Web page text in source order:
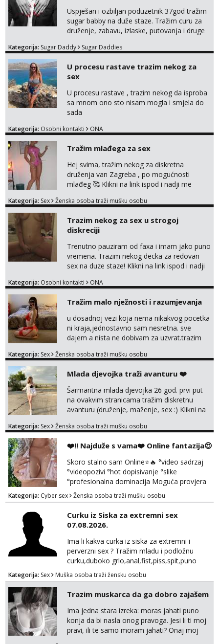
Uspješan i ozbiljan poduzetnik 37god tražim
sugar babby na duže staze. Tražim curu za
druženje, zabavu, izlaske, putovanja i druge
otvorena, komunikativna, zgodna i atraktivna
markodalic37@gmail.com
Kategorija: Sugar Daddy Sugar Daddies
U procesu rastave trazim nekog za
sex
U procesu rastave , trazim nekog da isproba
sa mnom ono sto nisam mogla i smjela do
sada
Kategorija: Osobni kontakti ONA
Tražim mlađega za sex
Hej svima, tražim nekog za diskretna
druženja van Zagreba , po mogućnosti
mlađeg 🥰 Klikni na link ispod i nadji me
Kategorija: Sex Ženska osoba traži mušku osobu
Trazim nekog za sex u strogoj
diskreciji
Trenutno pauziram od faxa i imam jako puno
vremena. Trazim nekog decka za redovan
sex na duze staze! Klikni na link ispod i nadji
Kategorija: Osobni kontakti ONA
Tražim malo nježnosti i razumjevanja
u dosadnoj vezi koja nema nikakvog pocetka
ni kraja,jednostavno sam nesretna. sve
dajem a nista ne dobivam za uzvrat.trazim
trazim puno samo malo njeznosti i
poljupce po tijelu koji me jako
pale,obozavam kad muskarac preuzme
kontrolu . javi se :) Klikni na link ispod i nadji
me tamo, cekam te!
Kategorija: Sex Ženska osoba traži mušku osobu
Mlada djevojka traži avanturu ❤️
Šarmantna mlada djevojka 26 god. prvi put
na ovakvim stranicama tražim diskretnu
avanturu (druženje, maženje, sex :) Klikni na
Kategorija: Sex Ženska osoba traži mušku osobu
❤️‼️ Najduže s vama❤️ Online fantazija😍
Skoro stalno sam Online⭐🔥 °video sadrzaj
°videopozivi °hot dopisivanje °slike
°profesionalna dominacija Moguća provjera
videopozivom, no ako se nakon toga ne
javite, vise vam ju ne radim 😉 100% prava i
diskretna. Probaj me jednom, nećeš moći bez
mene 😜😇 Nemojte me pitati za uzivo, jer to
ne radim. 0998785600 javljanje isključivo
porukom na WhatsApp🩷
Kategorija: Cyber sex Ženska osoba traži mušku osobu
Curku iz Siska za extremni sex
07.08.2026.
Ima li kakva curka iz siska za extremni i
perverzni sex ? Tražim mladu i podložnu
curku,duboko grlo,anal,fist,piss,spit,puno
pljuvačke,ulja i pissa,volim isto tako masažu
prostate,rimyob,extremno full perverzno,bez
tabua,najlonke crne i visoke sexy štikle
obavezno imati na sebi,za početak s.t.o
nudim za druženje večeras,noć kod
mene,javljanje isključivo pozivom
Kategorija: Sex Muška osoba traži žensku osobu
Trazim muskarca da ga dobro zajašem
Ima jedna stara izreka: moras jahati puno
konja da bi nasla onog pravoga. Jesi li ti moj
pravi, ili te samo moram jahati? Onaj moj